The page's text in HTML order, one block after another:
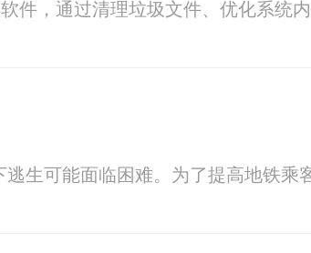
件，通过清理垃圾文件、优化系统
生可能面临困难。为了提高地铁